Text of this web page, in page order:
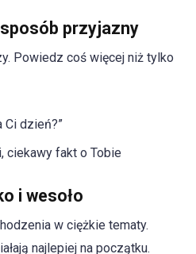
przyjazny
Powiedz coś więcej niż tylko
Ci dzień?”
ciekawy fakt o Tobie
i wesoło
w ciężkie tematy.
najlepiej na początku.